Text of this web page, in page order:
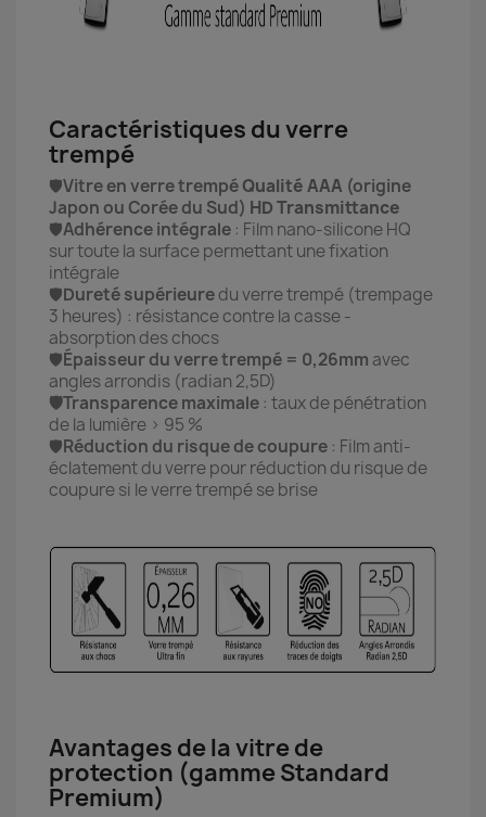
Caractéristiques du verre
trempé
🛡️Vitre en verre trempéQualité AAA (origine
Japon ou Corée du Sud) HD Transmittance
🛡️Adhérence intégrale : Film nano-silicone HQ
sur toute la surface permettant une fixation
intégrale
🛡️Dureté supérieuredu verre trempé (trempage
3 heures) : résistance contre la casse -
absorption des chocs
🛡️Épaisseur du verre trempé = 0,26mm avec
angles arrondis (radian 2,5D)
🛡️Transparence maximale : taux de pénétration
de la lumière > 95 %
🛡️Réduction du risque de coupure : Film anti-
éclatement du verre pour réduction du risque de
coupure si le verre trempé se brise
Avantages de la vitre de
protection (gamme Standard
Premium)